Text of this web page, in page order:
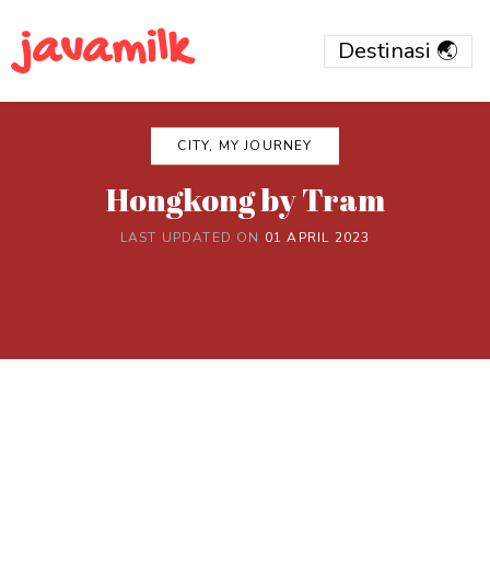
javamilk
CITY, MY JOURNEY
Hongkong by Tram
LAST UPDATED ON 01 APRIL 2023